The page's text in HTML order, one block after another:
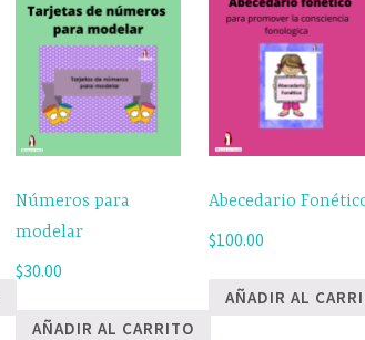
Números para
modelar
$30.00
AÑADIR AL CARRITO
Abecedario
$100.00
AÑADIR AL